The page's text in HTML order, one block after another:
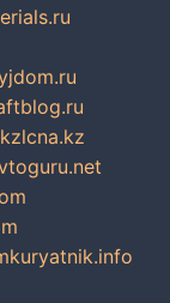
lcna.kz
kuryatnik.info